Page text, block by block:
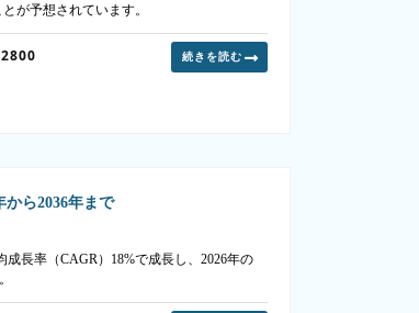
が予想されています。
続きを読む
ら2036年まで
長率（CAGR）18%で成長し、2026年の